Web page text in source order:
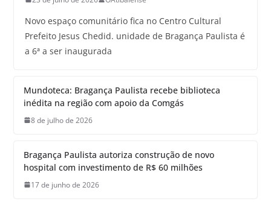
Novo espaço comunitário fica no Centro Cultural
Prefeito Jesus Chedid. unidade de Bragança Paulista é
a 6ª a ser inaugurada
Mundoteca: Bragança Paulista recebe biblioteca
inédita na região com apoio da Comgás
8 de julho de 2026
Bragança Paulista autoriza construção de novo
hospital com investimento de R$ 60 milhões
17 de junho de 2026